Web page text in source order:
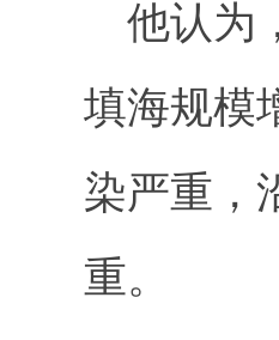
他认为
填海规模
染严重，
重。